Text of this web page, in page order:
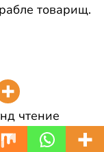
товарищ.
чтение